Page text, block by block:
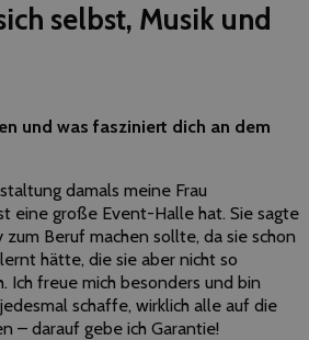
selbst, Musik und
und was fasziniert dich an dem
damals meine Frau
eine große Event-Halle hat. Sie sagte
zum Beruf machen sollte, da sie schon
hätte, die sie aber nicht so
Ich freue mich besonders und bin
schaffe, wirklich alle auf die
– darauf gebe ich Garantie!